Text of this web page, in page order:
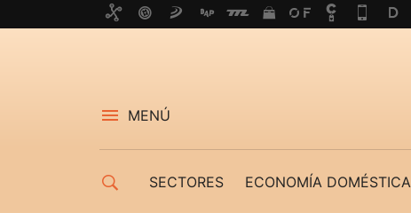
MENÚ
SECTORES ECONOMÍA DOMÉSTICA